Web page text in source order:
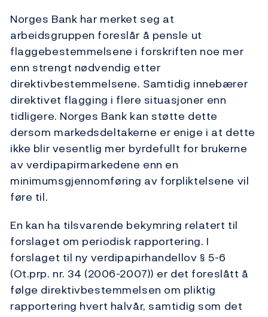
Norges Bank har merket seg at
arbeidsgruppen foreslår å pensle ut
flaggebestemmel­sene i forskriften noe mer
enn strengt nødvendig etter
direktivbestemmelsene. Samtidig innebærer
direktivet flagging i flere situasjoner enn
tidligere. Norges Bank kan støtte dette
dersom markedsdeltakerne er enige i at dette
ikke blir vesentlig mer byrde­fullt for brukerne
av verdipapirmarkedene enn en
minimumsgjennomføring av forpliktelsene vil
føre til.
En kan ha tilsvarende bekymring relatert til
forslaget om periodisk rapportering. I
forslaget til ny verdipapirhandellov § 5-6
(Ot.prp. nr. 34 (2006-2007)) er det foreslått å
følge direktiv­bestemmelsen om pliktig
rapportering hvert halvår, samtidig som det